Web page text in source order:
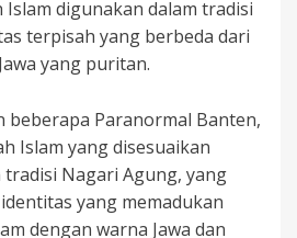
digunakan dalam tradisi
terpisah yang berbeda dari
yang puritan.
Paranormal Banten,
Islam yang disesuaikan
tradisi Nagari Agung, yang
yang memadukan
dengan warna Jawa dan